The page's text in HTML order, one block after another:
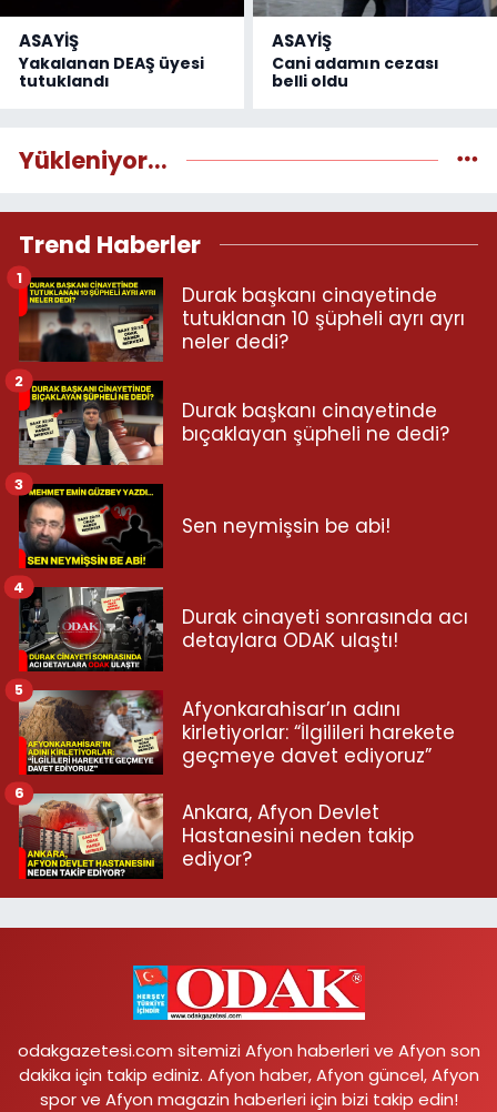
ASAYİŞ
Yakalanan DEAŞ üyesi
tutuklandı
ASAYİŞ
Cani adamın cezası
belli oldu
Yükleniyor...
Trend Haberler
Durak başkanı cinayetinde
tutuklanan 10 şüpheli ayrı ayrı
neler dedi?
1
Durak başkanı cinayetinde
bıçaklayan şüpheli ne dedi?
2
Sen neymişsin be abi!
3
Durak cinayeti sonrasında acı
detaylara ODAK ulaştı!
4
Afyonkarahisar’ın adını
kirletiyorlar: “İlgilileri harekete
geçmeye davet ediyoruz”
5
Ankara, Afyon Devlet
Hastanesini neden takip
ediyor?
6
odakgazetesi.com sitemizi Afyon haberleri ve Afyon son
dakika için takip ediniz. Afyon haber, Afyon güncel, Afyon
spor ve Afyon magazin haberleri için bizi takip edin!